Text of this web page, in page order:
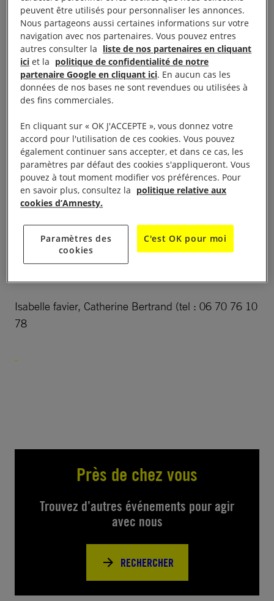
Le groupe de Provins d’Amnesty International
organise une randonnée pédestre de 8 km : circuit
au départ ( parking place des jeux) de Donnemarie-
Dontilly (77520), en chemin : pause café-collation
offert par le groupe .
Un pot de l’amitié sera ensuite servi à Sigy
.Possibilité de pique nique
Tarif : 3 euros
387 présenteront Amnesty, et son actualité.
Contact :
Isabelle favier, Catherine Bertrand (tel : 06 70 76 10
78
Près de chez vous
Trouvez d’autres événements pour agir
avec nous
RECHERCHER
peuvent être utilisés pour personnaliser les annonces.
Nous partageons aussi certaines informations sur votre
navigation avec nos partenaires. Vous pouvez entres
autres consulter la liste de nos partenaires en cliquant
ici et la politique de confidentialité de notre
partenaire Google en cliquant ici. En aucun cas les
données de nos bases ne sont revendues ou utilisées à
des fins commerciales.
En cliquant sur « OK J'ACCEPTE », vous donnez votre
accord pour l'utilisation de ces cookies. Vous pouvez
également continuer sans accepter, et dans ce cas, les
paramètres par défaut des cookies s'appliqueront. Vous
pouvez à tout moment modifier vos préférences. Pour
en savoir plus, consultez la politique relative aux
cookies d’Amnesty.
Paramètres des
cookies
C'est OK pour moi